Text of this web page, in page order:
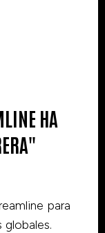
HA
para